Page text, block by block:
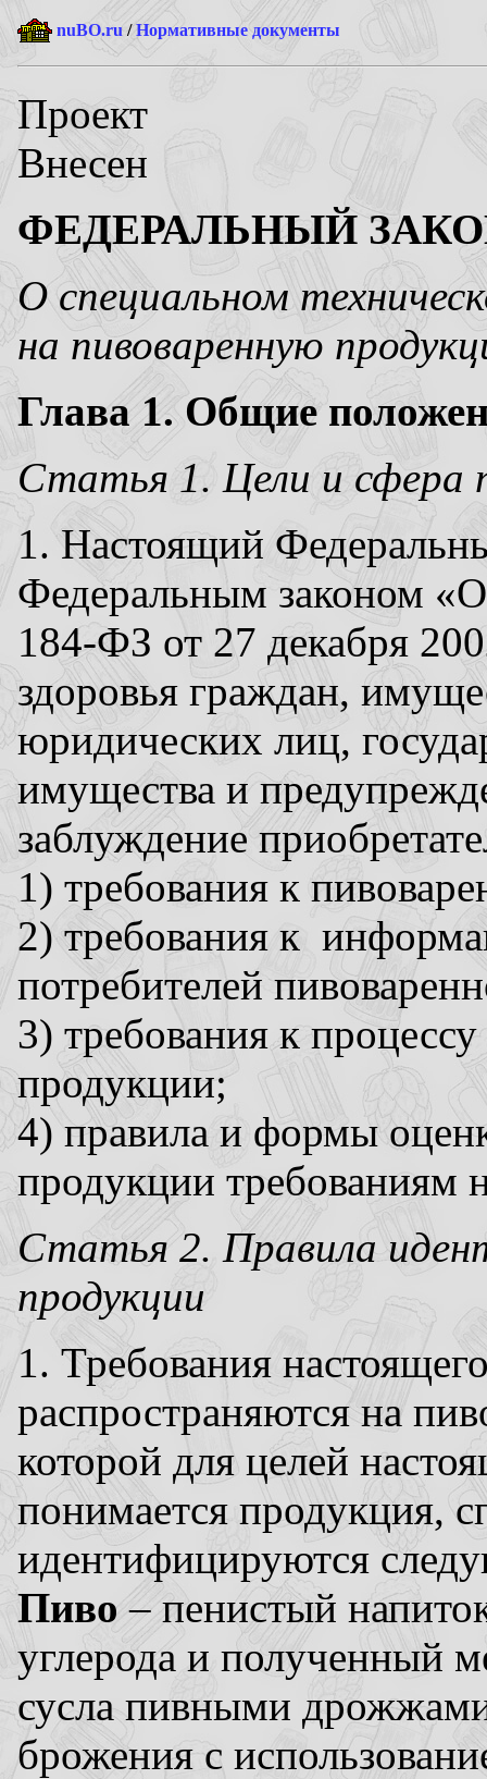
nuBO.ru /Нормативные документы
Проект
Внесен
ФЕДЕРАЛЬНЫЙ
О специальном
на пивоваренную
Глава 1. Общие
Статья 1. Цели и сфера
1. Настоящий
Федеральным законом
184-ФЗ от 27 декабря
здоровья граждан,
юридических лиц,
имущества и
заблуждение
1) требования к
2) требования к
потребителей
3) требования к
продукции;
4) правила и формы
продукции требованиям
Статья 2. Правила
продукции
1. Требования
распространяются на
которой для целей
понимается продукция,
идентифицируются
Пиво– пенистый
углерода и полученный
сусла пивными
брожения с